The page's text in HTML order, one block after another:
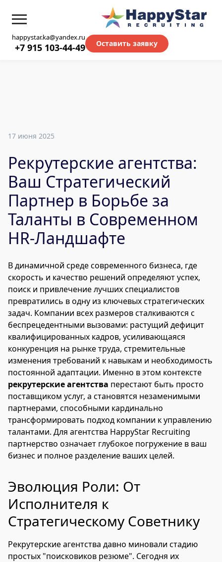
17 июня 2025
Рекрутерские агентства:
Ваш Стратегический
Партнер в Борьбе за
Таланты в Современном
HR-Ландшафте
В динамичной среде современного бизнеса, где
скорость и качество решений определяют успех,
поиск и привлечение лучших специалистов
превратились в одну из ключевых стратегических
задач. Компании всех размеров сталкиваются с
беспрецедентными вызовами: растущий дефицит
квалифицированных кадров, усиливающаяся
конкуренция на рынке труда, стремительные
изменения требований к навыкам и необходимость
постоянной адаптации. Именно в этом контексте
рекрутерские агентства перестают быть просто
поставщиком услуг, а становятся незаменимыми
партнерами, способными кардинально
трансформировать подход компании к управлению
талантами. Для агентства HappyStar Recruiting
партнерство означает глубокое погружение в ваш
бизнес и полное разделение ваших целей.
Эволюция Роли: От
Исполнителя к
Стратегическому Советнику
Рекрутерские агентства давно миновали стадию
простых "поисковиков резюме". Сегодня их
happystar.ka@yandex.ru
+7 915 103-44-49 Оставить заявку